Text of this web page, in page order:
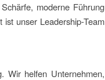
moderne Führung
unser Leadership-Team
Wir helfen Unternehmen,